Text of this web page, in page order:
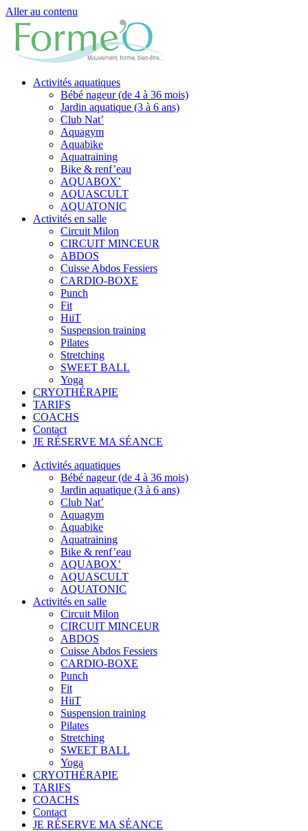
Aller au contenu
Activités aquatiques
Bébé nageur (de 4 à 36 mois)
Jardin aquatique (3 à 6 ans)
Club Nat’
Aquagym
Aquabike
Aquatraining
Bike & renf’eau
AQUABOX’
AQUASCULT
AQUATONIC
Activités en salle
Circuit Milon
CIRCUIT MINCEUR
ABDOS
Cuisse Abdos Fessiers
CARDIO-BOXE
Punch
Fit
HiiT
Suspension training
Pilates
Stretching
SWEET BALL
Yoga
CRYOTHÉRAPIE
TARIFS
COACHS
Contact
JE RÉSERVE MA SÉANCE
Activités aquatiques
Bébé nageur (de 4 à 36 mois)
Jardin aquatique (3 à 6 ans)
Club Nat’
Aquagym
Aquabike
Aquatraining
Bike & renf’eau
AQUABOX’
AQUASCULT
AQUATONIC
Activités en salle
Circuit Milon
CIRCUIT MINCEUR
ABDOS
Cuisse Abdos Fessiers
CARDIO-BOXE
Punch
Fit
HiiT
Suspension training
Pilates
Stretching
SWEET BALL
Yoga
CRYOTHÉRAPIE
TARIFS
COACHS
Contact
JE RÉSERVE MA SÉANCE